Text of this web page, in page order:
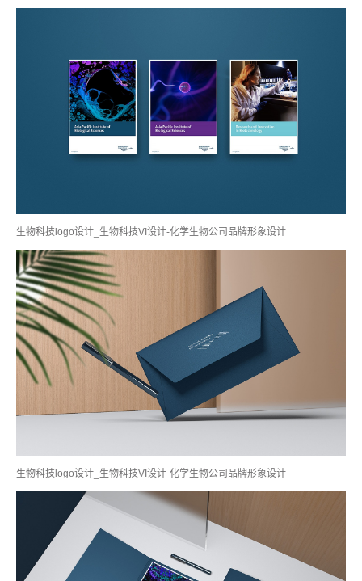
生物科技logo设计_生物科技VI设计-化学生物公司品牌形象设计
生物科技logo设计_生物科技VI设计-化学生物公司品牌形象设计